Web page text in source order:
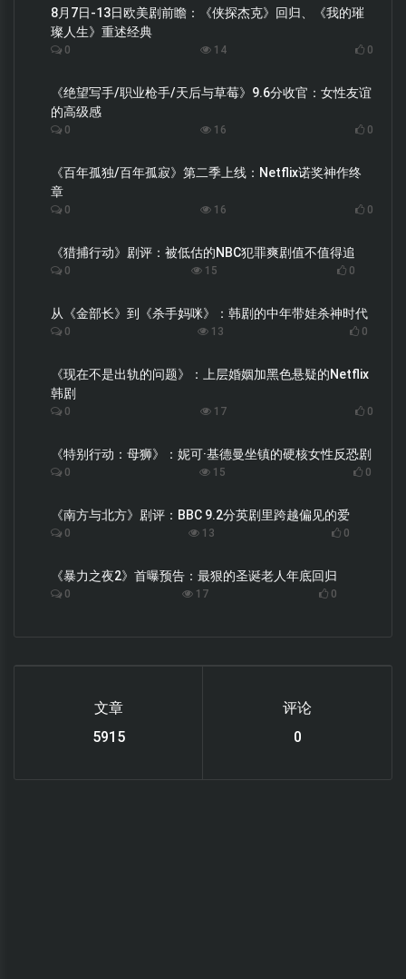
8月7日-13日欧美剧前瞻：《侠探杰克》回归、《我的璀
璨人生》重述经典
0 14 0
《绝望写手/职业枪手/天后与草莓》9.6分收官：女性友谊
的高级感
0 16 0
《百年孤独/百年孤寂》第二季上线：Netflix诺奖神作终
章
0 16 0
《猎捕行动》剧评：被低估的NBC犯罪爽剧值不值得追
0 15 0
从《金部长》到《杀手妈咪》：韩剧的中年带娃杀神时代
0 13 0
《现在不是出轨的问题》：上层婚姻加黑色悬疑的Netflix
韩剧
0 17 0
《特别行动：母狮》：妮可·基德曼坐镇的硬核女性反恐剧
0 15 0
《南方与北方》剧评：BBC 9.2分英剧里跨越偏见的爱
0 13 0
《暴力之夜2》首曝预告：最狠的圣诞老人年底回归
0 17 0
文章
6119
评论
0